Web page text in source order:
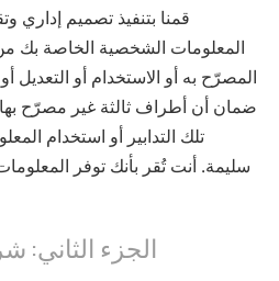
قمنا بتنفيذ تصميم إداري
المعلومات الشخصية الخاصة بك
المصرّح به أو الاستخدام أو التعديل
ضمان أن أطراف ثالثة غير مصرّح
تلك التدابير أو استخدام
سليمة. أنت تُقر بأنك توفر
الجزء الثاني: